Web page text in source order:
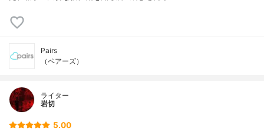
Pairs
（ペアーズ）
ライター
岩切
5.00